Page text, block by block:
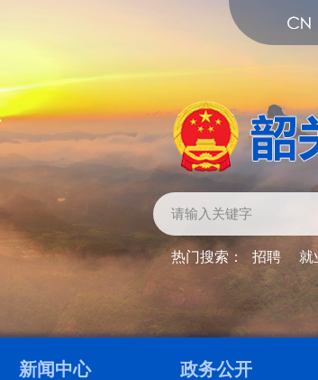
热门搜索： 招聘 就
新闻中心 政务公开